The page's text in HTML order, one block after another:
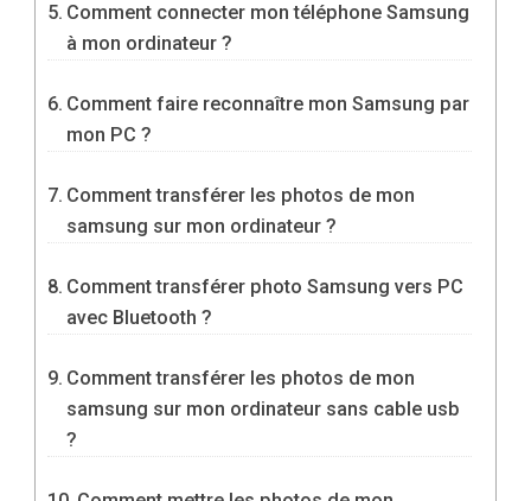
Comment connecter mon téléphone Samsung
à mon ordinateur ?
Comment faire reconnaître mon Samsung par
mon PC ?
Comment transférer les photos de mon
samsung sur mon ordinateur ?
Comment transférer photo Samsung vers PC
avec Bluetooth ?
Comment transférer les photos de mon
samsung sur mon ordinateur sans cable usb
?